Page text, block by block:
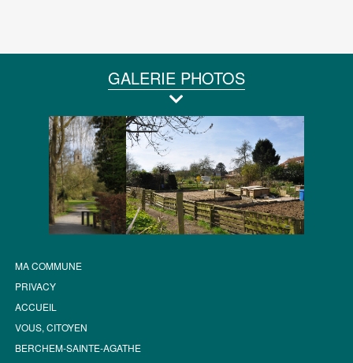
GALERIE PHOTOS
MA COMMUNE
PRIVACY
ACCUEIL
VOUS, CITOYEN
BERCHEM-SAINTE-AGATHE